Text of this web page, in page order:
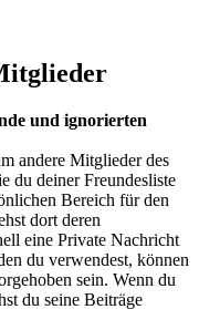
und ignorierten
andere Mitglieder des
du deiner Freundesliste
Bereich für den
dort deren
eine Private Nachricht
du verwendest, können
sein. Wenn du
du seine Beiträge